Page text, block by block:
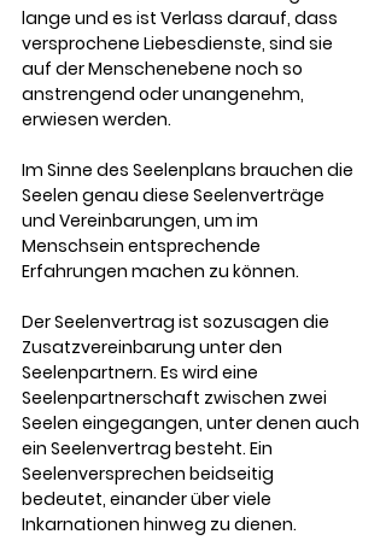
lange und es ist Verlass darauf, dass
versprochene Liebesdienste, sind sie
auf der Menschenebene noch so
anstrengend oder unangenehm,
erwiesen werden.
Im Sinne des Seelenplans brauchen die
Seelen genau diese Seelenverträge
und Vereinbarungen, um im
Menschsein entsprechende
Erfahrungen machen zu können.
Der Seelenvertrag ist sozusagen die
Zusatzvereinbarung unter den
Seelenpartnern. Es wird eine
Seelenpartnerschaft zwischen zwei
Seelen eingegangen, unter denen auch
ein Seelenvertrag besteht. Ein
Seelenversprechen beidseitig
bedeutet, einander über viele
Inkarnationen hinweg zu dienen.